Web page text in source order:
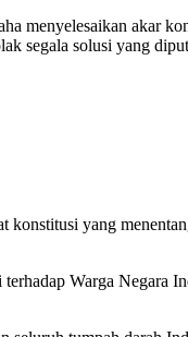
menyelesaikan akar
segala solusi yang
yang
Warga Negara